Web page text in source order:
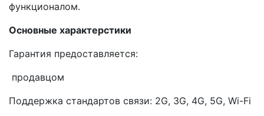
функционалом.
Основные характерстики
Гарантия предоставляется:
продавцом
Поддержка стандартов связи: 2G, 3G, 4G, 5G, Wi-Fi